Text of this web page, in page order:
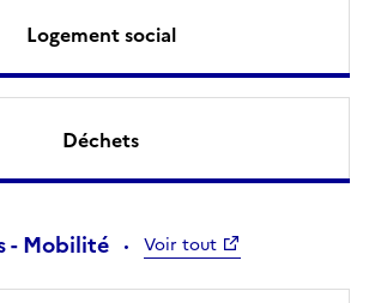
Logement social
Déchets
- Mobilité Voir tout